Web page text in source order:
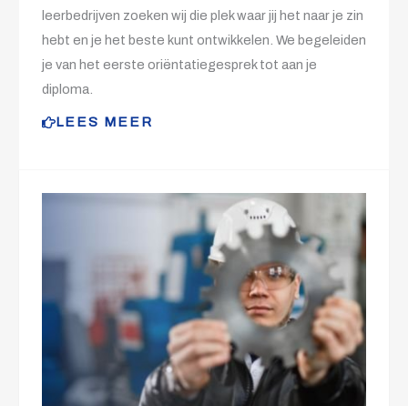
leerbedrijven zoeken wij die plek waar jij het naar je zin
hebt en je het beste kunt ontwikkelen. We begeleiden
je van het eerste oriëntatiegesprek tot aan je
diploma.
LEES MEER